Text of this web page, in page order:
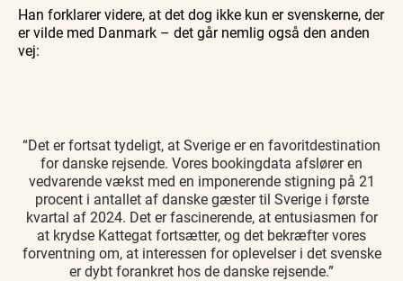
Han forklarer videre, at det dog ikke kun er svenskerne, der
er vilde med Danmark – det går nemlig også den anden
vej:
“Det er fortsat tydeligt, at Sverige er en favoritdestination
for danske rejsende. Vores bookingdata afslører en
vedvarende vækst med en imponerende stigning på 21
procent i antallet af danske gæster til Sverige i første
kvartal af 2024. Det er fascinerende, at entusiasmen for
at krydse Kattegat fortsætter, og det bekræfter vores
forventning om, at interessen for oplevelser i det svenske
er dybt forankret hos de danske rejsende.”